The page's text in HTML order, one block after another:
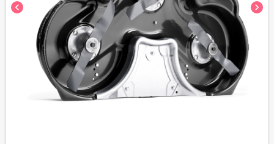
chevron_left chevron_right